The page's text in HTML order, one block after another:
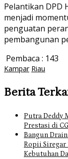
Pelantikan DPD
menjadi
penguatan
pembangunan
Pembaca : 143
Kampar Riau
Berita
Putra Deddy
Prestasi di
Bangun
Ropii
Kebutuhan